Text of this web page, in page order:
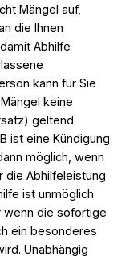
Mängel auf,
die Ihnen
Abhilfe
kann für Sie
keine
geltend
ist eine Kündigung
möglich, wenn
die Abhilfeleistung
ist unmöglich
wenn die sofortige
ein besonderes
Unabhängig